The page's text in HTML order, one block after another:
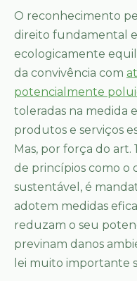
O reconhecimento
direito fundamental
ecologicamente
da convivência com
potencialmente
toleradas na medida
produtos e serviços
Mas, por força do art.
de princípios como o
sustentável, é
adotem medidas
reduzam o seu
previnam danos
lei muito importante